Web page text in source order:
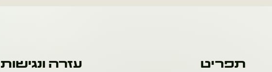
עזרה ונגישות תפריט